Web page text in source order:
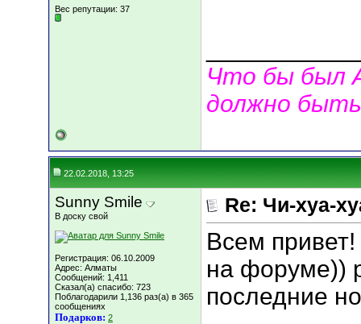
Вес репутации: 37
Что бы был
должно
22.02.2018, 13:25
Sunny Smile
В доску свой
Регистрация: 06.10.2009
Адрес: Алматы
Сообщений: 1,411
Сказал(а) спасибо: 723
Поблагодарили 1,136 раз(а) в 365
сообщениях
Подарков: 2
Re: Чи-хуа-
Всем
на форуме))
последние